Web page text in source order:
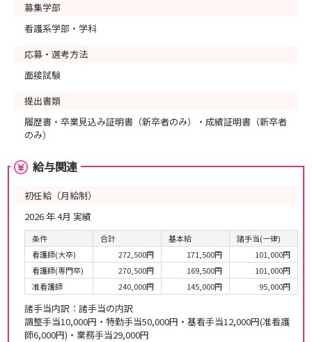
募集学部
看護系学部・学科
応募・選考方法
面接試験
提出書類
履歴書・卒業見込み証明書（新卒者のみ）・成績証明書（新卒者
のみ）
給与関連
初任給（月給制）
2026 年 4月 実績
条件 合計 基本給
諸手当(一律)
看護師(大卒)
272,500円 171,500円
101,000円
看護師(専門卒)
270,500円 169,500円
101,000円
准看護師
240,000円 145,000円 95,000円
諸手当内訳：諸手当の内訳
調整手当10,000円・特勤手当50,000円・基看手当12,000円(准看護
師6,000円)・業務手当29,000円